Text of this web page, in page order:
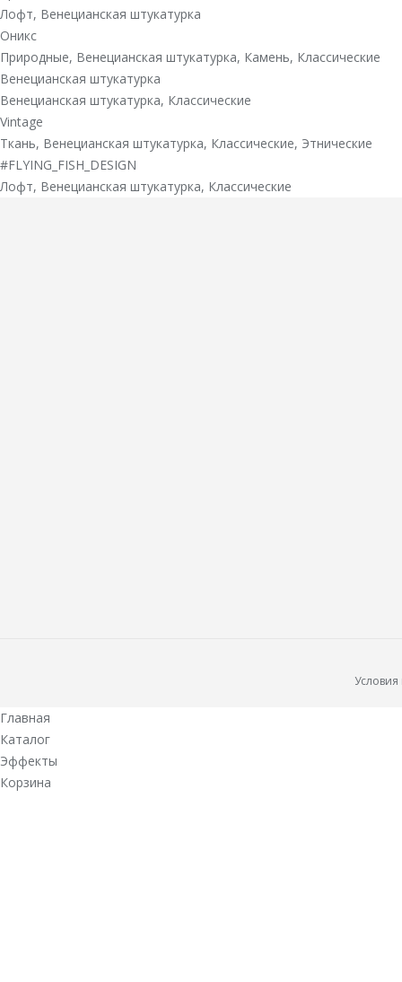
Лофт, Венецианская штукатурка
Оникс
Природные, Венецианская штукатурка, Камень, Классические
Венецианская штукатурка
Венецианская штукатурка, Классические
Vintage
Ткань, Венецианская штукатурка, Классические, Этнические
#FLYING_FISH_DESIGN
Лофт, Венецианская штукатурка, Классические
Главная
Каталог
Эффекты
Корзина